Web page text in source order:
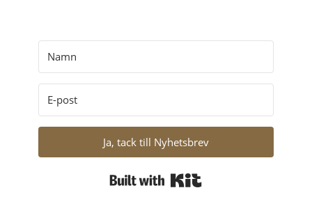
Ja, tack till Nyhetsbrev